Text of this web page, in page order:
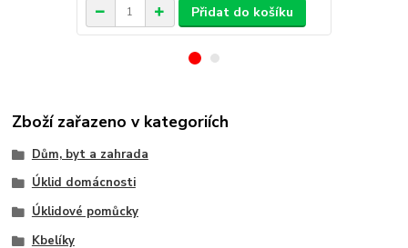
Přidat do košíku
Zboží zařazeno v kategoriích
Dům, byt a zahrada
Úklid domácnosti
Úklidové pomůcky
Kbelíky